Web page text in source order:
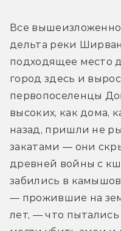
Все
дельта реки
подходящее место
город здесь и
первопоселенцы
высоких, как дома,
назад, пришли не
закатами — они
древней войны с
забились в
— прожившие на
лет, — что